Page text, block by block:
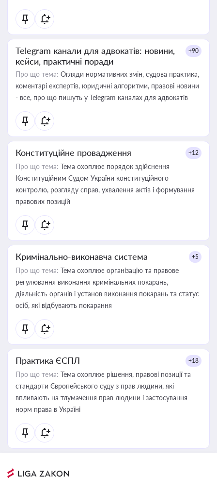
Telegram канали для адвокатів: новини,
кейси, практичні поради
+90
Про що тема: Огляди нормативних змін, судова практика,
коментарі експертів, юридичні алгоритми, правові новини
- все, про що пишуть у Telegram каналах для адвокатів
Конституційне провадження +12
Про що тема: Тема охоплює порядок здійснення
Конституційним Судом України конституційного
контролю, розгляду справ, ухвалення актів і формування
правових позицій
Кримінально-виконавча система +5
Про що тема: Тема охоплює організацію та правове
регулювання виконання кримінальних покарань,
діяльність органів і установ виконання покарань та статус
осіб, які відбувають покарання
Практика ЄСПЛ +18
Про що тема: Тема охоплює рішення, правові позиції та
стандарти Європейського суду з прав людини, які
впливають на тлумачення прав людини і застосування
норм права в Україні